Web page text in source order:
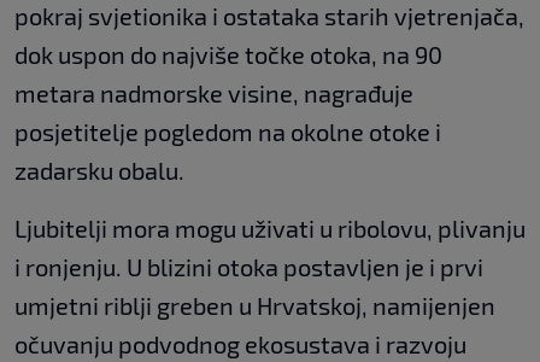
pokraj svjetionika i ostataka starih vjetrenjača,
dok uspon do najviše točke otoka, na 90
metara nadmorske visine, nagrađuje
posjetitelje pogledom na okolne otoke i
zadarsku obalu.
Ljubitelji mora mogu uživati u ribolovu, plivanju
i ronjenju. U blizini otoka postavljen je i prvi
umjetni riblji greben u Hrvatskoj, namijenjen
očuvanju podvodnog ekosustava i razvoju